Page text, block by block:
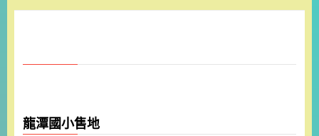
龍潭國小售地